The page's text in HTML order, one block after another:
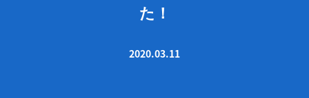
た！
2020.03.11